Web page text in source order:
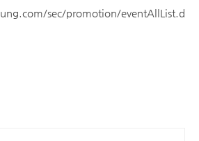
sec/promotion/eventAllList.d